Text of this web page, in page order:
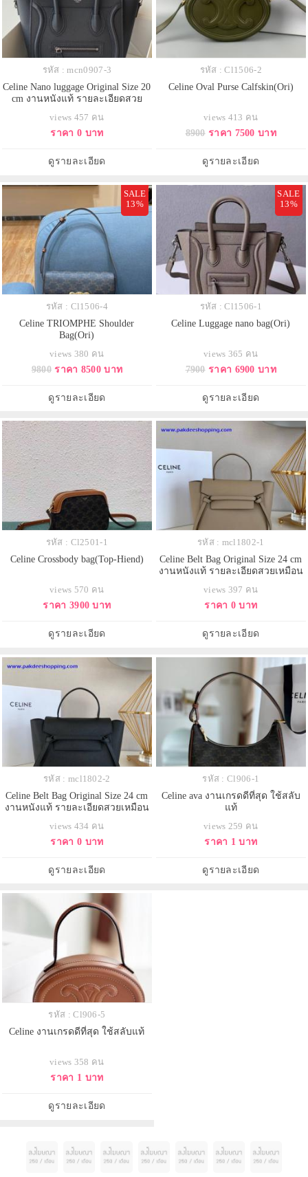
รหัส : mcn0907-3
Celine Nano luggage Original Size 20
cm งานหนังแท้ รายละเอียดสวย
views 457 คน
ราคา 0 บาท
ดูรายละเอียด
รหัส : Cl1506-2
Celine Oval Purse Calfskin(Ori)
views 413 คน
8900 ราคา 7500 บาท
ดูรายละเอียด
SALE
13%
รหัส : Cl1506-4
Celine TRIOMPHE Shoulder
Bag(Ori)
views 380 คน
9800 ราคา 8500 บาท
ดูรายละเอียด
SALE
13%
รหัส : Cl1506-1
Celine Luggage nano bag(Ori)
views 365 คน
7900 ราคา 6900 บาท
ดูรายละเอียด
รหัส : Cl2501-1
Celine Crossbody bag(Top-Hiend)
views 570 คน
ราคา 3900 บาท
ดูรายละเอียด
รหัส : mcl1802-1
Celine Belt Bag Original Size 24 cm
งานหนังแท้ รายละเอียดสวยเหมือน
views 397 คน
ราคา 0 บาท
ดูรายละเอียด
รหัส : mcl1802-2
Celine Belt Bag Original Size 24 cm
งานหนังแท้ รายละเอียดสวยเหมือน
views 434 คน
ราคา 0 บาท
ดูรายละเอียด
รหัส : Cl906-1
Celine ava งานเกรดดีที่สุด ใช้สลับ
แท้
views 259 คน
ราคา 1 บาท
ดูรายละเอียด
รหัส : Cl906-5
Celine งานเกรดดีที่สุด ใช้สลับแท้
views 358 คน
ราคา 1 บาท
ดูรายละเอียด